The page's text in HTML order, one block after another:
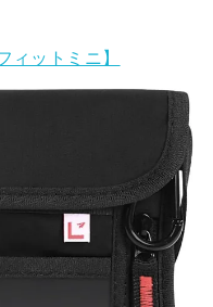
ィットミニ】